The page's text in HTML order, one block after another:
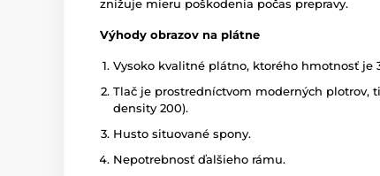
znižuje mieru poškodenia počas prepravy.
Výhody obrazov na plátne
Vysoko kvalitné plátno, ktorého hmotnosť je
Tlač je prostredníctvom moderných plotrov,
density 200).
Husto situované spony.
Nepotrebnosť ďalšieho rámu.